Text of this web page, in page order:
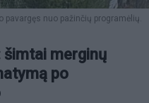
nuo pažinčių programėlių.
šimtai merginų
po